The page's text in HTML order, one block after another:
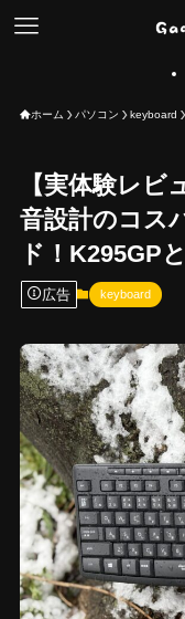
ホーム パソコン keyboard
【実体験レ
音設計のコス
ド！K295GP
広告 keyboard